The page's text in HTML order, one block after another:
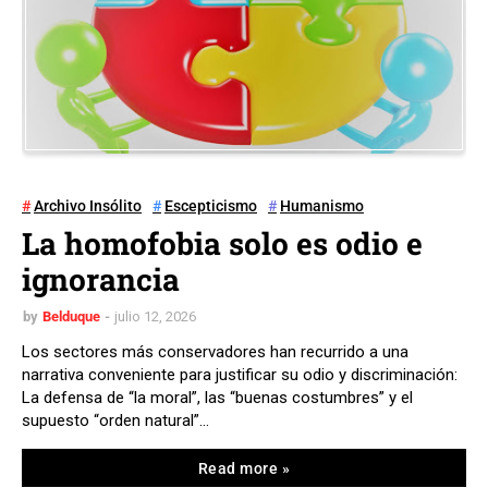
Archivo Insólito Escepticismo Humanismo
La homofobia solo es odio e
ignorancia
by Belduque julio 12, 2026
Los sectores más conservadores han recurrido a una
narrativa conveniente para justificar su odio y discriminación:
La defensa de “la moral”, las “buenas costumbres” y el
supuesto “orden natural”…
Read more »